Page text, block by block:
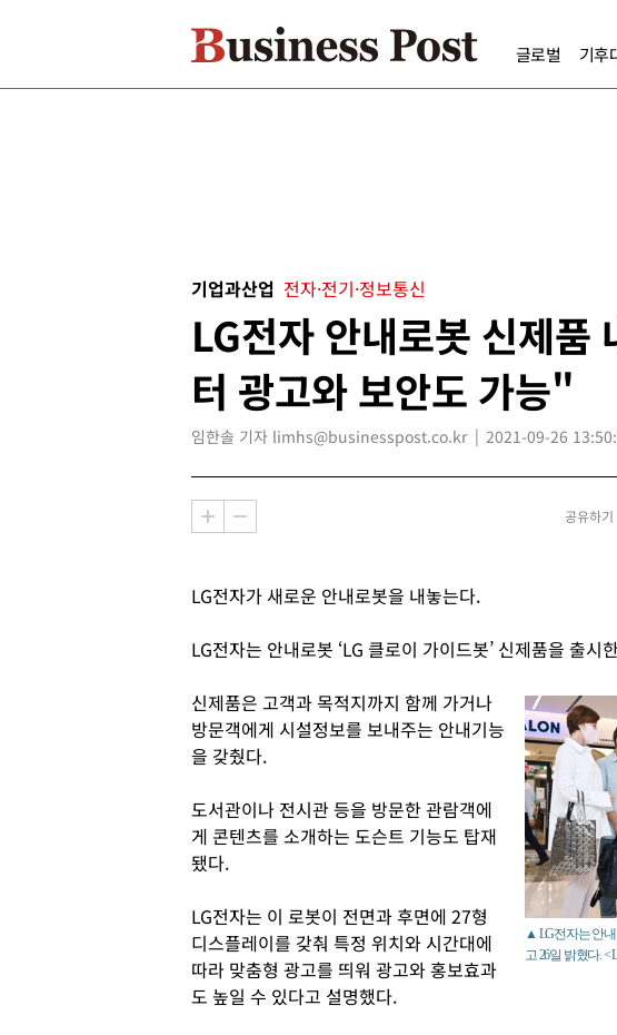
글로벌 기후
기업과산업 전자·전기·정보통신
LG전자 안내로봇 신제품
터 광고와 보안도 가능"
임한솔 기자 limhs@businesspost.co.kr 2021-09-26
공유하기
LG전자가 새로운 안내로봇을 내놓는다.
LG전자는 안내로봇 ‘LG 클로이 가이드봇’ 신제품을 출시
▲ LG전자는 안
고 26일 밝혔다. <
신제품은 고객과 목적지까지 함께 가거나
방문객에게 시설정보를 보내주는 안내기능
을 갖췄다.
도서관이나 전시관 등을 방문한 관람객에
게 콘텐츠를 소개하는 도슨트 기능도 탑재
됐다.
LG전자는 이 로봇이 전면과 후면에 27형
디스플레이를 갖춰 특정 위치와 시간대에
따라 맞춤형 광고를 띄워 광고와 홍보효과
도 높일 수 있다고 설명했다.